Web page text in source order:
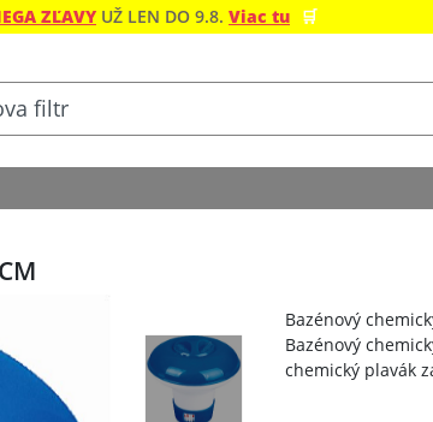
ZĽAVY UŽ LEN DO 9.8. Viac tu 🛒
Bazénový
Bazénový
chemický plavák